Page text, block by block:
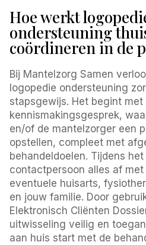
Hoe werkt
ondersteuning
coördineren in de
Bij Mantelzorg Samen
logopedie ondersteuning
stapsgewijs. Het begint
kennismakingsgesprek,
en/of de mantelzorger een
opstellen, compleet met
behandeldoelen. Tijdens
contactpersoon alles af
eventuele huisarts,
en jouw familie. Door
Elektronisch Cliënten
uitwisseling veilig en
aan huis start met de